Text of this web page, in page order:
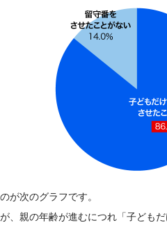
が次のグラフです。
、親の年齢が進むにつれ「子ども